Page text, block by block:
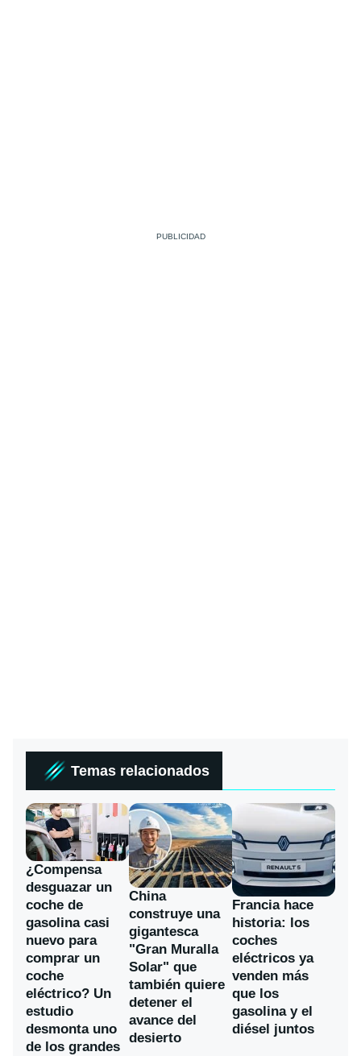
Temas relacionados
¿Compensa
desguazar un
coche de
gasolina casi
nuevo para
comprar un
coche
eléctrico? Un
estudio
desmonta uno
de los grandes
China
construye una
gigantesca
"Gran Muralla
Solar" que
también quiere
detener el
avance del
desierto
Francia hace
historia: los
coches
eléctricos ya
venden más
que los
gasolina y el
diésel juntos